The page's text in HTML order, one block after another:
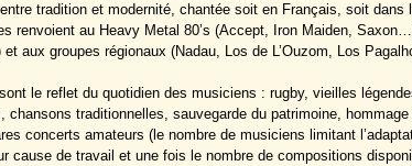
tradition et modernité, chantée soit en Français, soit dans
renvoient au Heavy Metal 80’s (Accept, Iron Maiden,
aux groupes régionaux (Nadau, Los de L’Ouzom, Los
le reflet du quotidien des musiciens : rugby, vieilles
chansons traditionnelles, sauvegarde du patrimoine,
concerts amateurs (le nombre de musiciens limitant
cause de travail et une fois le nombre de compositions